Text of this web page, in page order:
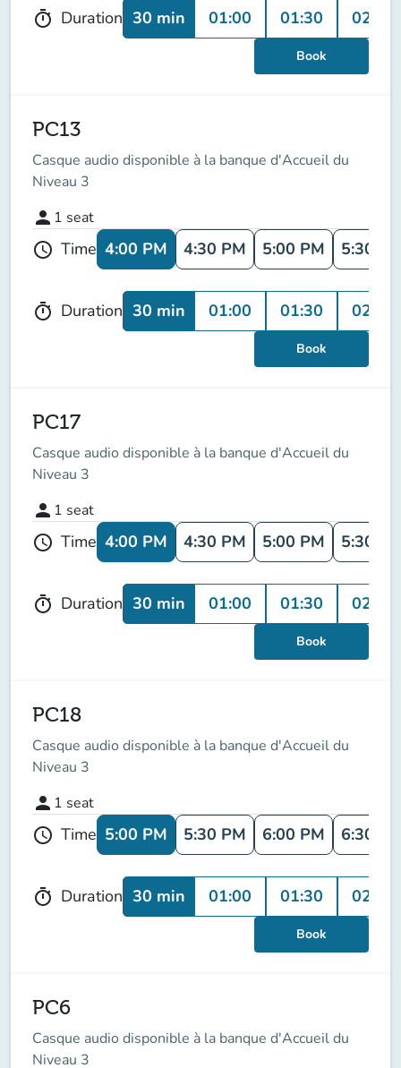
timer Duration 30 min 01:00 01:30 02:00
Book
PC13
Casque audio disponible à la banque d'Accueil du
Niveau 3
person 1 seat
schedule Time 4:00 PM 4:30 PM 5:00 PM 5:30
timer Duration 30 min 01:00 01:30 02:00
Book
PC17
Casque audio disponible à la banque d'Accueil du
Niveau 3
person 1 seat
schedule Time 4:00 PM 4:30 PM 5:00 PM 5:30
timer Duration 30 min 01:00 01:30 02:00
Book
PC18
Casque audio disponible à la banque d'Accueil du
Niveau 3
person 1 seat
schedule Time 5:00 PM 5:30 PM 6:00 PM 6:30
timer Duration 30 min 01:00 01:30 02:00
Book
PC6
Casque audio disponible à la banque d'Accueil du
Niveau 3